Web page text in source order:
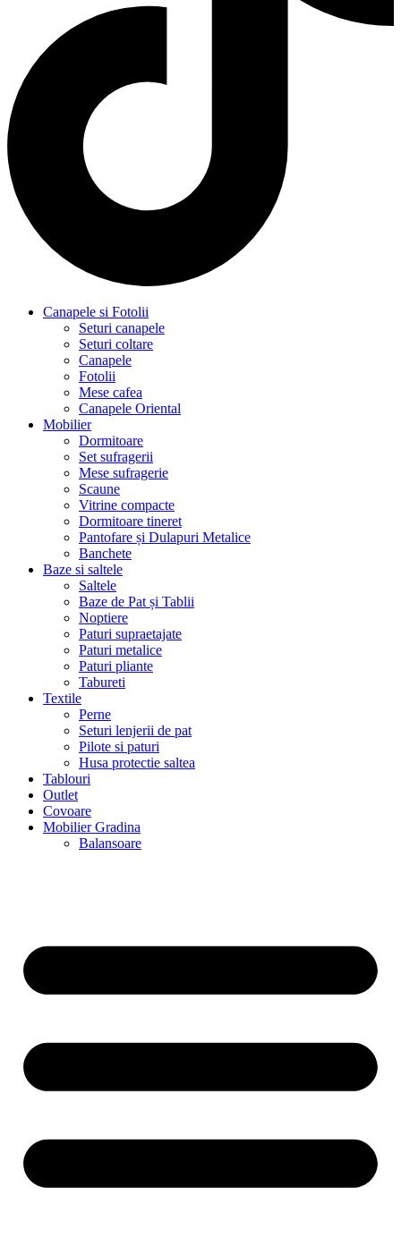
Canapele si Fotolii
Seturi canapele
Seturi coltare
Canapele
Fotolii
Mese cafea
Canapele Oriental
Mobilier
Dormitoare
Set sufragerii
Mese sufragerie
Scaune
Vitrine compacte
Dormitoare tineret
Pantofare și Dulapuri Metalice
Banchete
Baze si saltele
Saltele
Baze de Pat și Tablii
Noptiere
Paturi supraetajate
Paturi metalice
Paturi pliante
Tabureti
Textile
Perne
Seturi lenjerii de pat
Pilote si paturi
Husa protectie saltea
Tablouri
Outlet
Covoare
Mobilier Gradina
Balansoare